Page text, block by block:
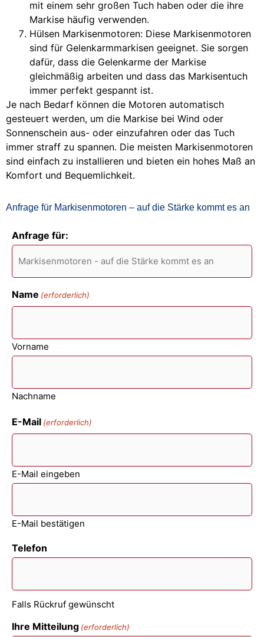
mit einem sehr großen Tuch haben oder die ihre
Markise häufig verwenden.
Hülsen Markisenmotoren: Diese Markisenmotoren
sind für Gelenkarmmarkisen geeignet. Sie sorgen
dafür, dass die Gelenkarme der Markise
gleichmäßig arbeiten und dass das Markisentuch
immer perfekt gespannt ist.
Je nach Bedarf können die Motoren automatisch
gesteuert werden, um die Markise bei Wind oder
Sonnenschein aus- oder einzufahren oder das Tuch
immer straff zu spannen. Die meisten Markisenmotoren
sind einfach zu installieren und bieten ein hohes Maß an
Komfort und Bequemlichkeit.
Anfrage für Markisenmotoren – auf die Stärke kommt es an
Anfrage für:
Name (erforderlich)
Vorname
Nachname
E-Mail (erforderlich)
E-Mail eingeben
E-Mail bestätigen
Telefon
Falls Rückruf gewünscht
Ihre Mitteilung (erforderlich)